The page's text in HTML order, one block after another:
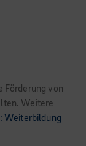
Förderung von
Weitere
Weiterbildung